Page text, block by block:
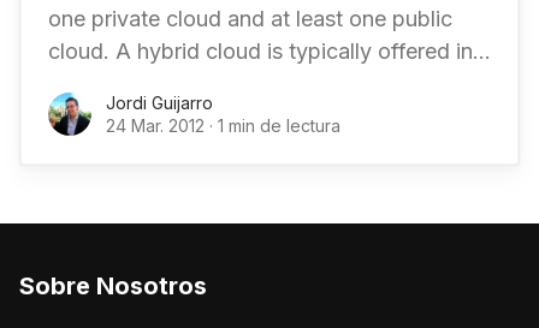
one private cloud and at least one public
cloud. A hybrid cloud is typically offered in
Jordi Guijarro
24 Mar. 2012 · 1 min de lectura
Sobre Nosotros